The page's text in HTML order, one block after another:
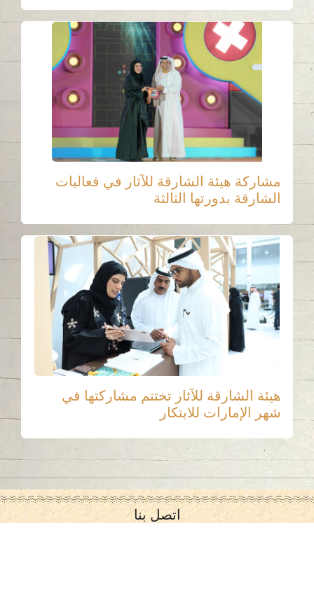
مشاركة هيئة الشارقة للآثار في فعاليات
الشارقة بدورتها الثالثة
هيئة الشارقة للآثار تختتم مشاركتها في
شهر الإمارات للابتكار
اتصل بنا